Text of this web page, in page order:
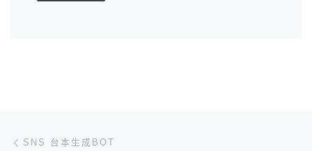
文章导航
SNS 台本生成BOT